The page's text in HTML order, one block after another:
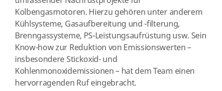
Kolbengasmotoren. Hierzu gehören unter anderem
Kühlsysteme, Gasaufbereitung und -filterung,
Brenngassysteme, PS-Leistungsaufrüstung usw. Sein
Know-how zur Reduktion von Emissionswerten –
insbesondere Stickoxid- und
Kohlenmonoxidemissionen – hat dem Team einen
hervorragenden Ruf eingebracht.